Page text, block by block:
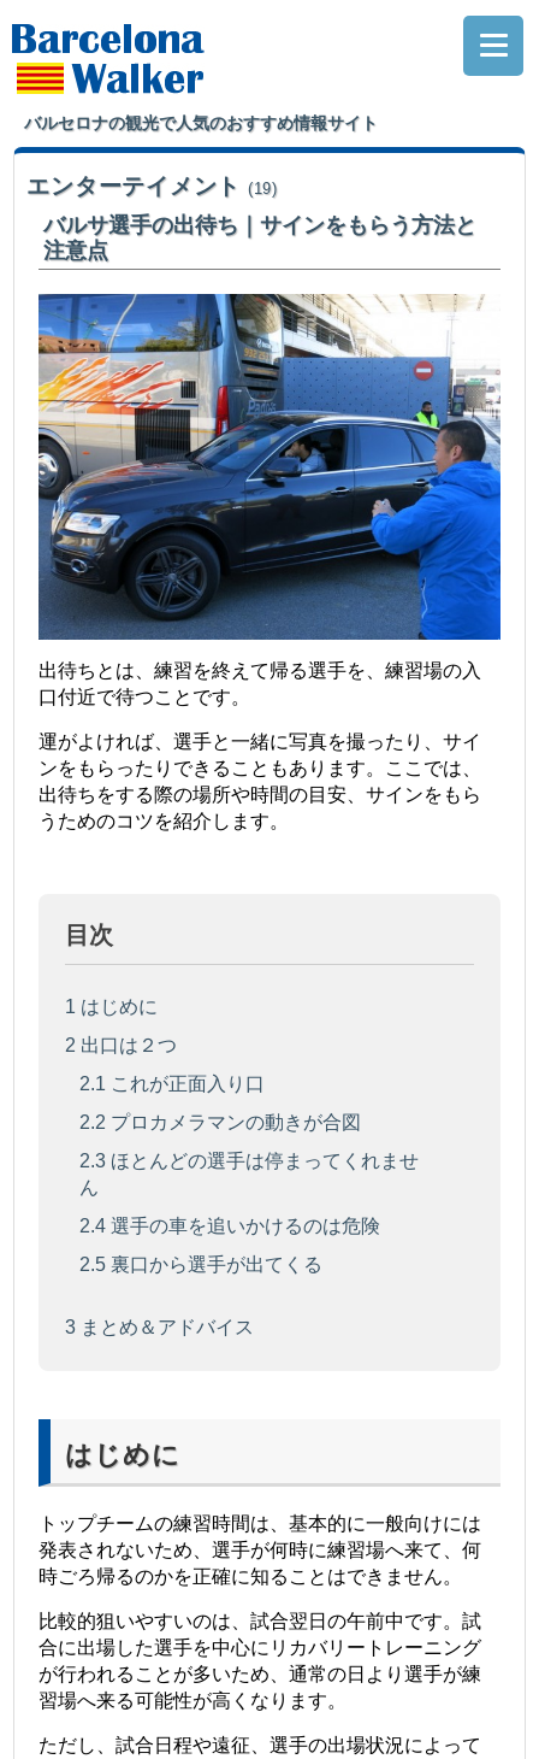
バルセロナの観光で人気のおすすめ情報サイト
エンターテイメント (19)
バルサ選手の出待ち｜サインをもらう方法と
注意点
出待ちとは、練習を終えて帰る選手を、練習場の入
口付近で待つことです。
運がよければ、選手と一緒に写真を撮ったり、サイ
ンをもらったりできることもあります。ここでは、
出待ちをする際の場所や時間の目安、サインをもら
うためのコツを紹介します。
目次
1 はじめに
2 出口は２つ
2.1 これが正面入り口
2.2 プロカメラマンの動きが合図
2.3 ほとんどの選手は停まってくれませ
ん
2.4 選手の車を追いかけるのは危険
2.5 裏口から選手が出てくる
3 まとめ＆アドバイス
はじめに
トップチームの練習時間は、基本的に一般向けには
発表されないため、選手が何時に練習場へ来て、何
時ごろ帰るのかを正確に知ることはできません。
比較的狙いやすいのは、試合翌日の午前中です。試
合に出場した選手を中心にリカバリートレーニング
が行われることが多いため、通常の日より選手が練
習場へ来る可能性が高くなります。
ただし、試合日程や遠征、選手の出場状況によって